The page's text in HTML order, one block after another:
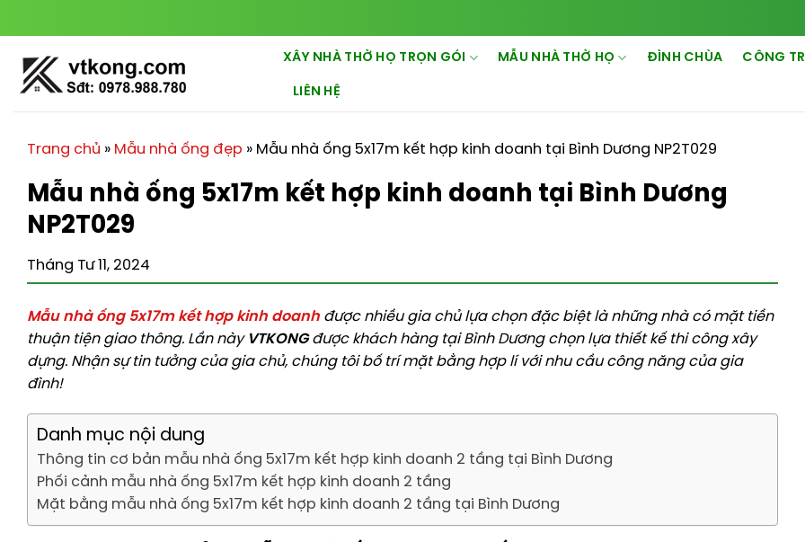
đến
dung
XÂY NHÀ THỜ HỌ TRỌN GÓI MẪU NHÀ THỜ HỌ ĐÌNH CHÙA CÔNG
LIÊN HỆ
Trang chủ » Mẫu nhà ống đẹp » Mẫu nhà ống 5x17m kết hợp kinh doanh tại Bình Dương NP2T029
Mẫu nhà ống 5x17m kết hợp kinh doanh tại Bình Dương
NP2T029
Tháng Tư 11, 2024
Mẫu nhà ống 5x17m kết hợp kinh doanh được nhiều gia chủ lựa chọn đặc biệt là những nhà có mặt tiền
thuận tiện giao thông. Lần này VTKONGđược khách hàng tại Bình Dương chọn lựa thiết kế thi công xây
dựng. Nhận sự tin tưởng của gia chủ, chúng tôi bố trí mặt bằng hợp lí với nhu cầu công năng của gia
đình!
Danh mục nội dung
Thông tin cơ bản mẫu nhà ống 5x17m kết hợp kinh doanh 2 tầng tại Bình Dương
Phối cảnh mẫu nhà ống 5x17m kết hợp kinh doanh 2 tầng
Mặt bằng mẫu nhà ống 5x17m kết hợp kinh doanh 2 tầng tại Bình Dương